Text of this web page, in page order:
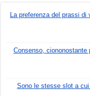
La preferenza del prassi
Consenso,
Sono le stesse slot a